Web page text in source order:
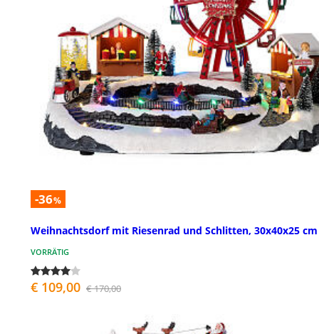
-36%
Weihnachtsdorf mit Riesenrad und Schlitten, 30x40x25 cm
VORRÄTIG
€ 109,00 € 170,00